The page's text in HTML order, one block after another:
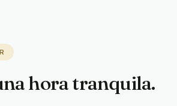
hora tranquila.